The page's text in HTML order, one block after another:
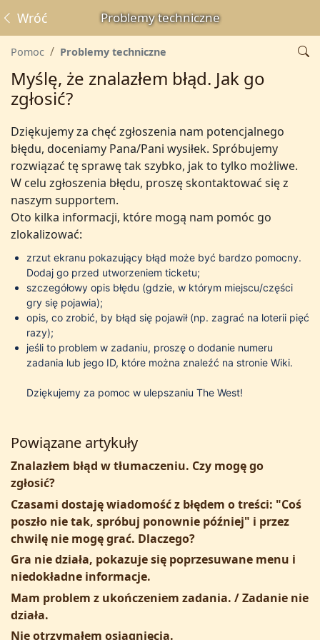
Problemy techniczne
Wróć
Pomoc Problemy techniczne
Myślę, że znalazłem błąd. Jak go
zgłosić?
Dziękujemy za chęć zgłoszenia nam potencjalnego
błędu, doceniamy Pana/Pani wysiłek. Spróbujemy
rozwiązać tę sprawę tak szybko, jak to tylko możliwe.
W celu zgłoszenia błędu, proszę skontaktować się z
naszym supportem.
Oto kilka informacji, które mogą nam pomóc go
zlokalizować:
zrzut ekranu pokazujący błąd może być bardzo pomocny.
Dodaj go przed utworzeniem ticketu;
szczegółowy opis błędu (gdzie, w którym miejscu/części
gry się pojawia);
opis, co zrobić, by błąd się pojawił (np. zagrać na loterii pięć
razy);
jeśli to problem w zadaniu, proszę o dodanie numeru
zadania lub jego ID, które można znaleźć na stronie Wiki.
Dziękujemy za pomoc w ulepszaniu The West!
Powiązane artykuły
Znalazłem błąd w tłumaczeniu. Czy mogę go
zgłosić?
Czasami dostaję wiadomość z błędem o treści: "Coś
poszło nie tak, spróbuj ponownie później" i przez
chwilę nie mogę grać. Dlaczego?
Gra nie działa, pokazuje się poprzesuwane menu i
niedokładne informacje.
Mam problem z ukończeniem zadania. / Zadanie nie
działa.
Nie otrzymałem osiągnięcia.